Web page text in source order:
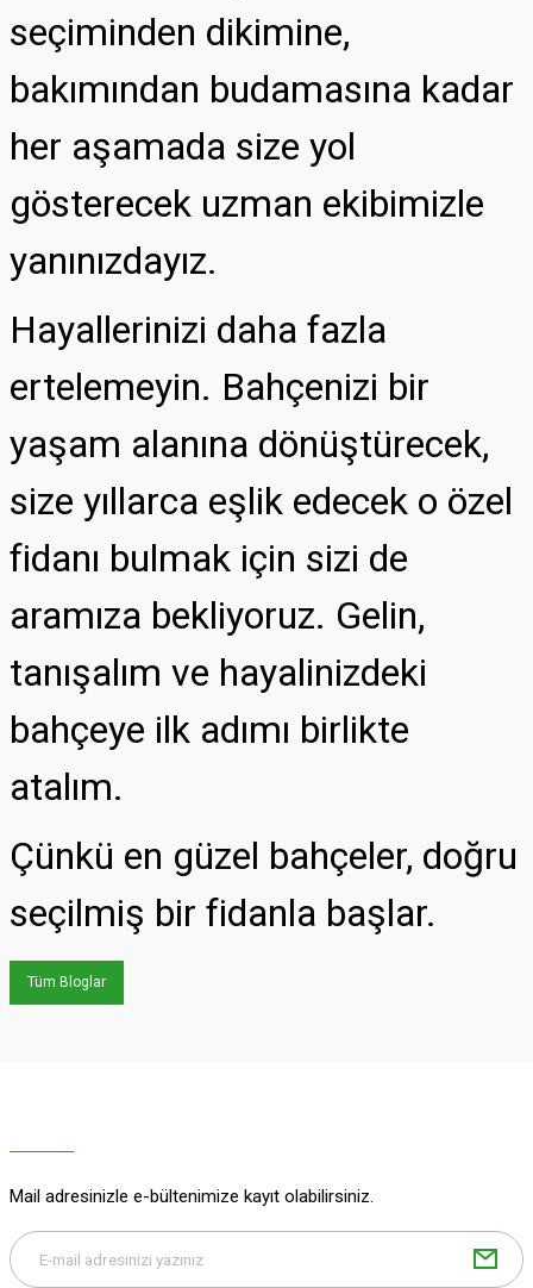
seçiminden dikimine,
bakımından budamasına kadar
her aşamada size yol
gösterecek uzman ekibimizle
yanınızdayız.
Hayallerinizi daha fazla
ertelemeyin. Bahçenizi bir
yaşam alanına dönüştürecek,
size yıllarca eşlik edecek o özel
fidanı bulmak için sizi de
aramıza bekliyoruz. Gelin,
tanışalım ve hayalinizdeki
bahçeye ilk adımı birlikte
atalım.
Çünkü en güzel bahçeler, doğru
seçilmiş bir fidanla başlar.
Tüm Bloglar
Mail adresinizle e-bültenimize kayıt olabilirsiniz.